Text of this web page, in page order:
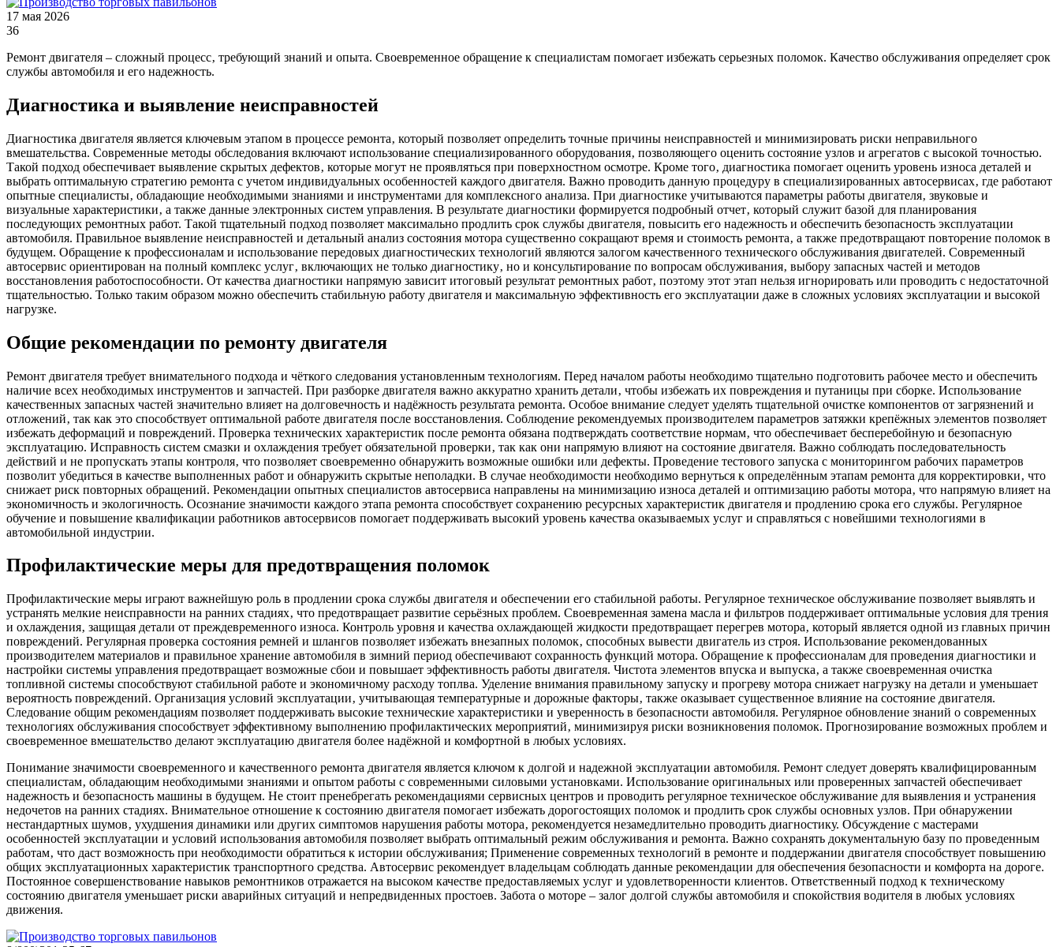
17 мая 2026
36
Ремонт двигателя – сложный процесс‚ требующий знаний и опыта. Своевременное обращение к специалистам помогает избежать серьезных поломок. Качество обслуживания определяет срок
службы автомобиля и его надежность.
Диагностика и выявление неисправностей
Диагностика двигателя является ключевым этапом в процессе ремонта‚ который позволяет определить точные причины неисправностей и минимизировать риски неправильного
вмешательства. Современные методы обследования включают использование специализированного оборудования‚ позволяющего оценить состояние узлов и агрегатов с высокой точностью.
Такой подход обеспечивает выявление скрытых дефектов‚ которые могут не проявляться при поверхностном осмотре. Кроме того‚ диагностика помогает оценить уровень износа деталей и
выбрать оптимальную стратегию ремонта с учетом индивидуальных особенностей каждого двигателя. Важно проводить данную процедуру в специализированных автосервисах‚ где работают
опытные специалисты‚ обладающие необходимыми знаниями и инструментами для комплексного анализа. При диагностике учитываются параметры работы двигателя‚ звуковые и
визуальные характеристики‚ а также данные электронных систем управления. В результате диагностики формируется подробный отчет‚ который служит базой для планирования
последующих ремонтных работ. Такой тщательный подход позволяет максимально продлить срок службы двигателя‚ повысить его надежность и обеспечить безопасность эксплуатации
автомобиля. Правильное выявление неисправностей и детальный анализ состояния мотора существенно сокращают время и стоимость ремонта‚ а также предотвращают повторение поломок в
будущем. Обращение к профессионалам и использование передовых диагностических технологий являются залогом качественного технического обслуживания двигателей. Современный
автосервис ориентирован на полный комплекс услуг‚ включающих не только диагностику‚ но и консультирование по вопросам обслуживания‚ выбору запасных частей и методов
восстановления работоспособности. От качества диагностики напрямую зависит итоговый результат ремонтных работ‚ поэтому этот этап нельзя игнорировать или проводить с недостаточной
тщательностью. Только таким образом можно обеспечить стабильную работу двигателя и максимальную эффективность его эксплуатации даже в сложных условиях эксплуатации и высокой
нагрузке.
Общие рекомендации по ремонту двигателя
Ремонт двигателя требует внимательного подхода и чёткого следования установленным технологиям. Перед началом работы необходимо тщательно подготовить рабочее место и обеспечить
наличие всех необходимых инструментов и запчастей. При разборке двигателя важно аккуратно хранить детали‚ чтобы избежать их повреждения и путаницы при сборке. Использование
качественных запасных частей значительно влияет на долговечность и надёжность результата ремонта. Особое внимание следует уделять тщательной очистке компонентов от загрязнений и
отложений‚ так как это способствует оптимальной работе двигателя после восстановления. Соблюдение рекомендуемых производителем параметров затяжки крепёжных элементов позволяет
избежать деформаций и повреждений. Проверка технических характеристик после ремонта обязана подтверждать соответствие нормам‚ что обеспечивает бесперебойную и безопасную
эксплуатацию. Исправность систем смазки и охлаждения требует обязательной проверки‚ так как они напрямую влияют на состояние двигателя. Важно соблюдать последовательность
действий и не пропускать этапы контроля‚ что позволяет своевременно обнаружить возможные ошибки или дефекты. Проведение тестового запуска с мониторингом рабочих параметров
позволит убедиться в качестве выполненных работ и обнаружить скрытые неполадки. В случае необходимости необходимо вернуться к определённым этапам ремонта для корректировки‚ что
снижает риск повторных обращений. Рекомендации опытных специалистов автосервиса направлены на минимизацию износа деталей и оптимизацию работы мотора‚ что напрямую влияет на
экономичность и экологичность. Осознание значимости каждого этапа ремонта способствует сохранению ресурсных характеристик двигателя и продлению срока его службы. Регулярное
обучение и повышение квалификации работников автосервисов помогает поддерживать высокий уровень качества оказываемых услуг и справляться с новейшими технологиями в
автомобильной индустрии.
Профилактические меры для предотвращения поломок
Профилактические меры играют важнейшую роль в продлении срока службы двигателя и обеспечении его стабильной работы. Регулярное техническое обслуживание позволяет выявлять и
устранять мелкие неисправности на ранних стадиях‚ что предотвращает развитие серьёзных проблем. Своевременная замена масла и фильтров поддерживает оптимальные условия для трения
и охлаждения‚ защищая детали от преждевременного износа. Контроль уровня и качества охлаждающей жидкости предотвращает перегрев мотора‚ который является одной из главных причин
повреждений. Регулярная проверка состояния ремней и шлангов позволяет избежать внезапных поломок‚ способных вывести двигатель из строя. Использование рекомендованных
производителем материалов и правильное хранение автомобиля в зимний период обеспечивают сохранность функций мотора. Обращение к профессионалам для проведения диагностики и
настройки системы управления предотвращает возможные сбои и повышает эффективность работы двигателя. Чистота элементов впуска и выпуска‚ а также своевременная очистка
топливной системы способствуют стабильной работе и экономичному расходу топлва. Уделение внимания правильному запуску и прогреву мотора снижает нагрузку на детали и уменьшает
вероятность повреждений. Организация условий эксплуатации‚ учитывающая температурные и дорожные факторы‚ также оказывает существенное влияние на состояние двигателя.
Следование общим рекомендациям позволяет поддерживать высокие технические характеристики и уверенность в безопасности автомобиля. Регулярное обновление знаний о современных
технологиях обслуживания способствует эффективному выполнению профилактических мероприятий‚ минимизируя риски возникновения поломок. Прогнозирование возможных проблем и
своевременное вмешательство делают эксплуатацию двигателя более надёжной и комфортной в любых условиях.
Понимание значимости своевременного и качественного ремонта двигателя является ключом к долгой и надежной эксплуатации автомобиля. Ремонт следует доверять квалифицированным
специалистам‚ обладающим необходимыми знаниями и опытом работы с современными силовыми установками. Использование оригинальных или проверенных запчастей обеспечивает
надежность и безопасность машины в будущем. Не стоит пренебрегать рекомендациями сервисных центров и проводить регулярное техническое обслуживание для выявления и устранения
недочетов на ранних стадиях. Внимательное отношение к состоянию двигателя помогает избежать дорогостоящих поломок и продлить срок службы основных узлов. При обнаружении
нестандартных шумов‚ ухудшения динамики или других симптомов нарушения работы мотора‚ рекомендуется незамедлительно проводить диагностику. Обсуждение с мастерами
особенностей эксплуатации и условий использования автомобиля позволяет выбрать оптимальный режим обслуживания и ремонта. Важно сохранять документальную базу по проведенным
работам‚ что даст возможность при необходимости обратиться к истории обслуживания; Применение современных технологий в ремонте и поддержании двигателя способствует повышению
общих эксплуатационных характеристик транспортного средства. Автосервис рекомендует владельцам соблюдать данные рекомендации для обеспечения безопасности и комфорта на дороге.
Постоянное совершенствование навыков ремонтников отражается на высоком качестве предоставляемых услуг и удовлетворенности клиентов. Ответственный подход к техническому
состоянию двигателя уменьшает риски аварийных ситуаций и непредвиденных простоев. Забота о моторе – залог долгой службы автомобиля и спокойствия водителя в любых условиях
движения.